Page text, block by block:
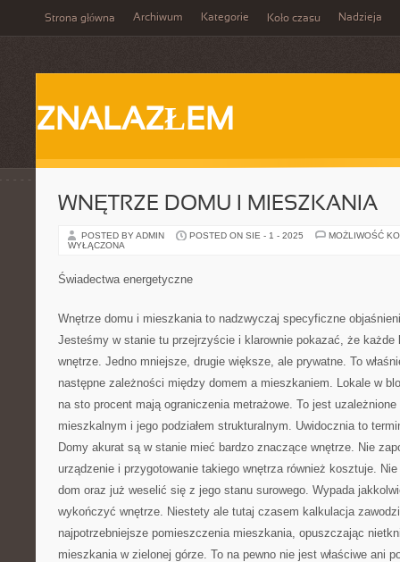
Strona główna Archiwum Kategorie Koło czasu Nadzieja
ZNALAZŁEM
WNĘTRZE DOMU I MIESZKANIA
POSTED BY ADMIN POSTED ON SIE - 1 - 2025
MOŻLIWOŚĆ
WYŁĄCZONA
Świadectwa energetyczne
Wnętrze domu i mieszkania to nadzwyczaj specyficzne
Jesteśmy w stanie tu przejrzyście i klarownie pokazać, że każde
wnętrze. Jedno mniejsze, drugie większe, ale prywatne. To
następne zależności między domem a mieszkaniem. Lokale w
na sto procent mają ograniczenia metrażowe. To jest
mieszkalnym i jego podziałem strukturalnym. Uwidocznia to
Domy akurat są w stanie mieć bardzo znaczące wnętrze. Nie
urządzenie i przygotowanie takiego wnętrza również kosztuje.
dom oraz już weselić się z jego stanu surowego. Wypada
wykończyć wnętrze. Niestety ale tutaj czasem kalkulacja
najpotrzebniejsze pomieszczenia mieszkania, opuszczając
mieszkania w zielonej górze. To na pewno nie jest właściwe ani